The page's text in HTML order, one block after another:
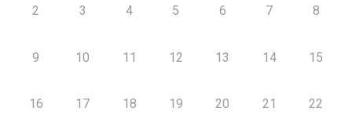
2 3 4 5 6 7 8
9 10 11 12 13 14 15
16 17 18 19 20 21 22